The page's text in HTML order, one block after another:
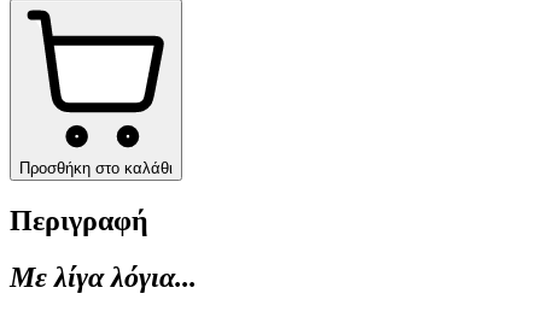
Προσθήκη στο καλάθι
Περιγραφή
Με λίγα λόγια...